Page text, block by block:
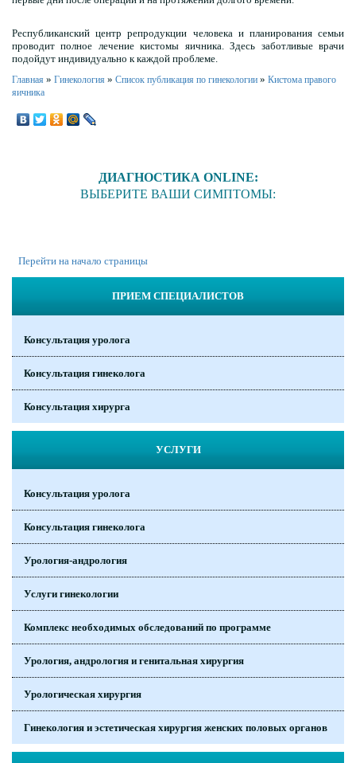
Республиканский центр репродукции человека и планирования семьи
проводит полное лечение кистомы яичника. Здесь заботливые врачи
подойдут индивидуально к каждой проблеме.
Главная » Гинекология » Список публикация по гинекологии » Кистома правого
яичника
ДИАГНОСТИКА ONLINE:
ВЫБЕРИТЕ ВАШИ СИМПТОМЫ:
Перейти на начало страницы
ПРИЕМ СПЕЦИАЛИСТОВ
Консультация уролога
Консультация гинеколога
Консультация хирурга
УСЛУГИ
Консультация уролога
Консультация гинеколога
Урология-андрология
Услуги гинекологии
Комплекс необходимых обследований по программе
Урология, андрология и генитальная хирургия
Урологическая хирургия
Гинекология и эстетическая хирургия женских половых органов